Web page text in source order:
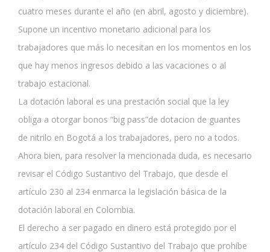
cuatro meses durante el año (en abril, agosto y diciembre).
Supone un incentivo monetario adicional para los
trabajadores que más lo necesitan en los momentos en los
que hay menos ingresos debido a las vacaciones o al
trabajo estacional.
La dotación laboral es una prestación social que la ley
obliga a otorgar bonos “big pass”de dotacion de guantes
de nitrilo en Bogotá a los trabajadores, pero no a todos.
Ahora bien, para resolver la mencionada duda, es necesario
revisar el Código Sustantivo del Trabajo, que desde el
artículo 230 al 234 enmarca la legislación básica de la
dotación laboral en Colombia.
El derecho a ser pagado en dinero está protegido por el
artículo 234 del Código Sustantivo del Trabajo que prohíbe